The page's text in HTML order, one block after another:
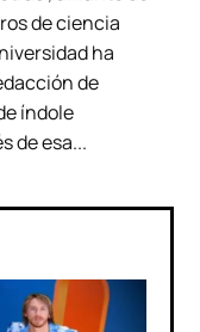
de ciencia
ha
de
índole
de esa...